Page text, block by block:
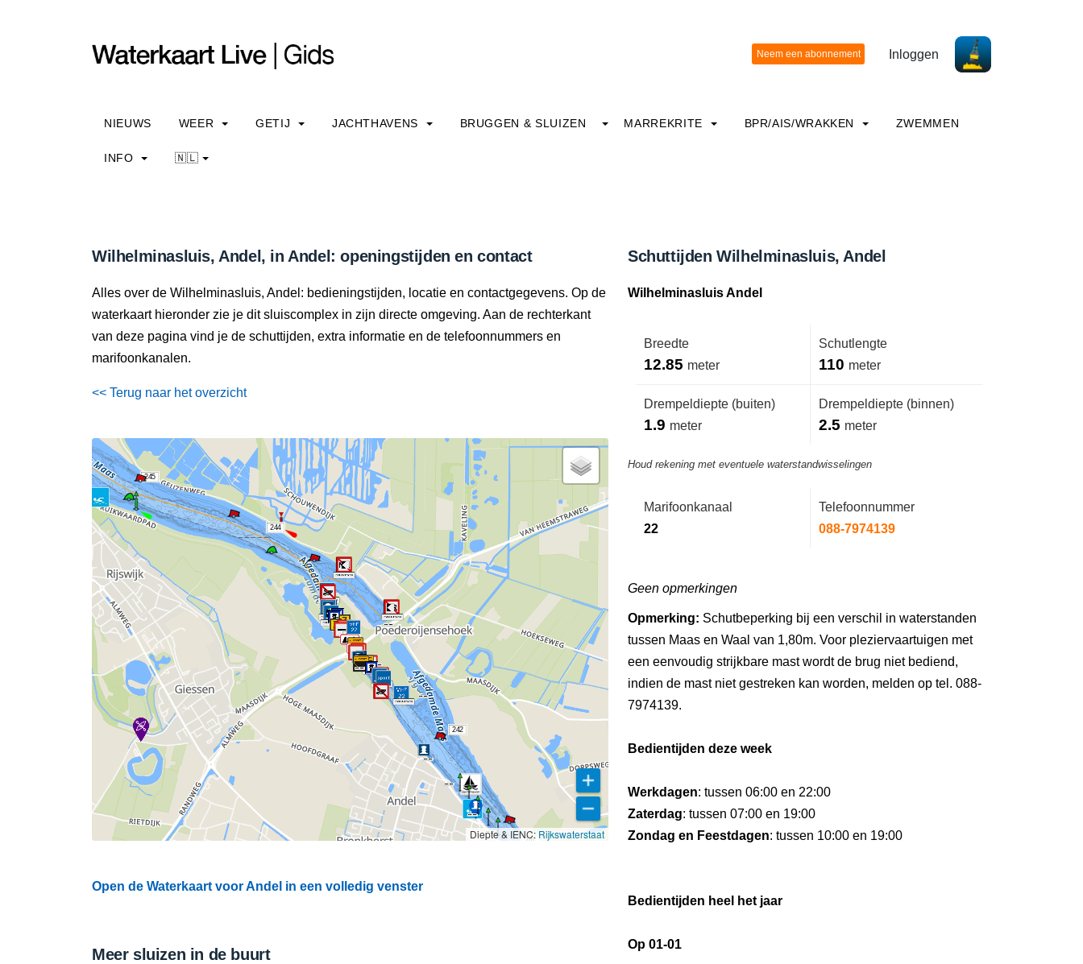
Inloggen
NIEUWS WEER GETIJ JACHTHAVENS BRUGGEN & SLUIZEN MARREKRITE BPR/AIS/WRAKKEN ZWEMMEN
INFO 🇳🇱
Wilhelminasluis, Andel, in Andel: openingstijden en contact
Alles over de Wilhelminasluis, Andel: bedieningstijden, locatie en contactgegevens. Op de
waterkaart hieronder zie je dit sluiscomplex in zijn directe omgeving. Aan de rechterkant
van deze pagina vind je de schuttijden, extra informatie en de telefoonnummers en
marifoonkanalen.
<< Terug naar het overzicht
243
245
242
241
244
Diepte & IENC: Rijkswaterstaat
Open de Waterkaart voor Andel in een volledig venster
Meer sluizen in de buurt
Schuttijden Wilhelminasluis, Andel
Wilhelminasluis Andel
Breedte
12.85 meter
Schutlengte
110 meter
Drempeldiepte (buiten)
1.9 meter
Drempeldiepte (binnen)
2.5 meter
Houd rekening met eventuele waterstandwisselingen
Marifoonkanaal
22
Telefoonnummer
088-7974139
Geen opmerkingen
Opmerking: Schutbeperking bij een verschil in waterstanden
tussen Maas en Waal van 1,80m. Voor pleziervaartuigen met
een eenvoudig strijkbare mast wordt de brug niet bediend,
indien de mast niet gestreken kan worden, melden op tel. 088-
7974139.
Bedientijden deze week
Werkdagen: tussen 06:00 en 22:00
Zaterdag: tussen 07:00 en 19:00
Zondag en Feestdagen: tussen 10:00 en 19:00
Bedientijden heel het jaar
Op 01-01